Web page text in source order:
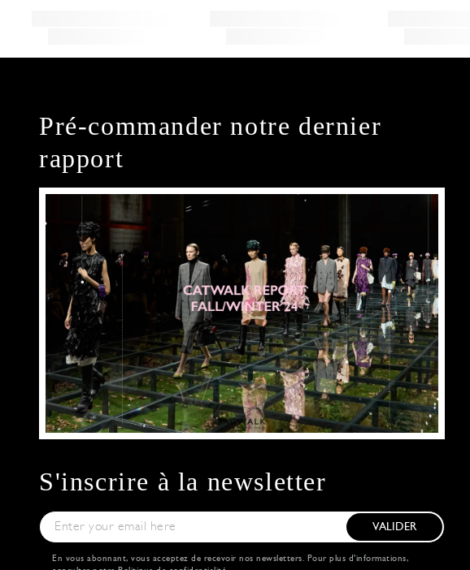
Pré-commander notre dernier
rapport
S'inscrire à la newsletter
VALIDER
En vous abonnant, vous acceptez de recevoir nos newsletters. Pour plus d'informations,